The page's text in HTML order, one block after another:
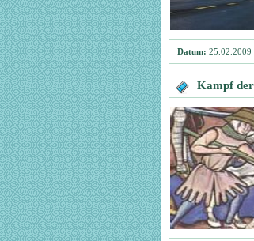
Datum: 25.02.2009
Kampf